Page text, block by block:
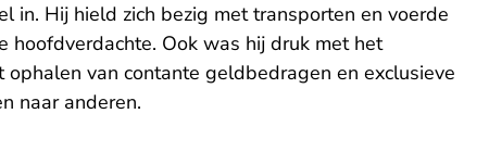
in. Hij hield zich bezig met transporten en voerde
hoofdverdachte. Ook was hij druk met het
van contante geldbedragen en exclusieve
naar anderen.